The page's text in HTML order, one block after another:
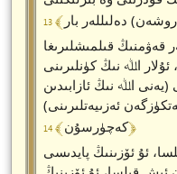
دەلىللەر بار
قەۋمنىڭ قىلمىشلىرىغا
ئۇلار اﷲ نىڭ كۈنلىرىنى
(يەنى اﷲ نىڭ ئازابىدىن
ئەزىيەتلىرىنى)
كەچۈرسۇن﴾ 14 ﴿
ئۇ ئۆزىنىڭ پايدىسى